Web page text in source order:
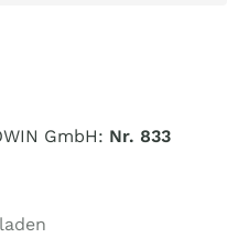
GmbH: Nr. 833